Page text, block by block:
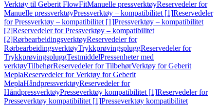
Verktøy til Geberit FlowFitManuelle pressverktøyReservedeler for
Manuelle pressverktøyPressverktøy – kompatibilitet [1]Reservedeler
for Pressverktøy – kompatibilitet [1]Pressverktøy – kompatibilitet
[2]Reservedeler for Pressverktøy – kompatibilitet
[2]RørbearbeidingsverktøyReservedeler for
RørbearbeidingsverktøyTrykkprøvingspluggReservedeler for
TrykkprøvingspluggTestmiddelPressenheter med
verktøyTilbehørReservedeler for TilbehørVerktøy for Geberit
MeplaReservedeler for Verktøy for Geberit
MeplaHåndpressverktøyReservedeler for
HåndpressverktøyPresseverktøy kompatibilitet [1]Reservedeler for
Presseverktøy kompatibilitet [1]Presseverktøy kompatibilitet